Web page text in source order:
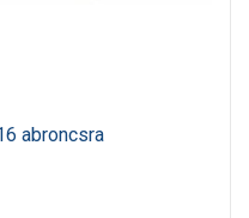
abroncsra